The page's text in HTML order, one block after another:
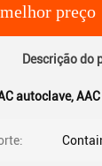
preço
Descrição do
autoclave,